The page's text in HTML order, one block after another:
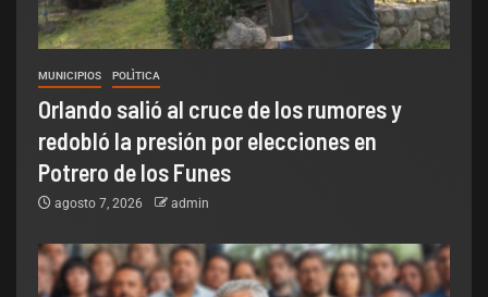
MUNICIPIOS POLÌTICA
Orlando salió al cruce de los rumores y
redobló la presión por elecciones en
Potrero de los Funes
agosto 7, 2026 admin